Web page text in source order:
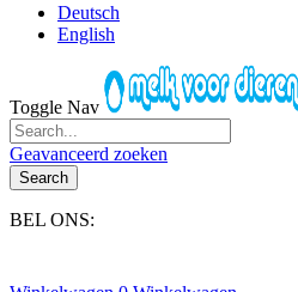
Deutsch
English
Toggle Nav
Geavanceerd zoeken
Search
BEL ONS: